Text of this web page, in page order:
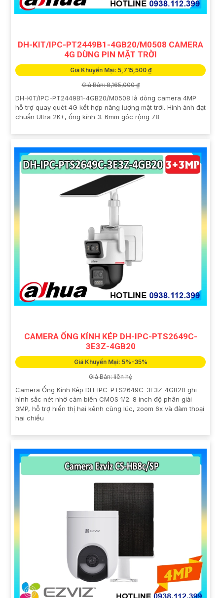
DH-KIT/IPC-PT2449B1-4GB20/M0508 CAMERA
4G DÙNG PIN MẶT TRỜI
Giá Khuyến Mại: 5,715,500 ₫
Giá Bán: 8,165,000 ₫
DH-KIT/IPC-PT2449B1-4GB20/M0508 là dòng camera 4MP
hỗ trợ quay quét 4G kết hợp năng lượng mặt trời. Hình ảnh đạt
chuẩn Ultra 2K+, ống kính 3. 6mm góc rộng 78
CAMERA ỐNG KÍNH KÉP DH-IPC-PTS2649C-
3E3Z-4GB20
Giá Khuyến Mại: 5%-35%
Giá Bán: liên hệ
Camera Ống Kính Kép DH-IPC-PTS2649C-3E3Z-4GB20 ghi
hình sắc nét nhờ cảm biến CMOS 1/2. 8 inch độ phân giải
3MP, hỗ trợ hiển thị hai kênh cùng lúc, zoom 6x và đàm thoại
hai chiều